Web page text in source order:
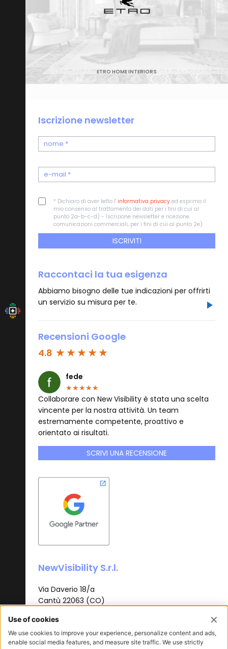
ETRO HOME INTERIORS
Iscrizione newsletter
* Dichiaro di aver letto l' informativa privacy ed esprimo il
mio consenso al trattamento dei dati per i fini di cui al
punto 2a-b-c-d) - Iscrizione newsletter e ricezione
comunicazioni commerciali, per i fini di cui al punto 2e)
ISCRIVITI
Raccontaci la tua esigenza
Abbiamo bisogno delle tue indicazioni per offrirti
un servizio su misura per te.
Recensioni Google
4.8
fede
★★★★★
Collaborare con New Visibility è stata una scelta
vincente per la nostra attività. Un team
estremamente competente, proattivo e
orientato ai risultati.
SCRIVI UNA RECENSIONE
NewVisibility S.r.l.
Via Daverio 18/a
Cantù 22063 (CO)
info@newvisibility.it
P.I. 03437420130